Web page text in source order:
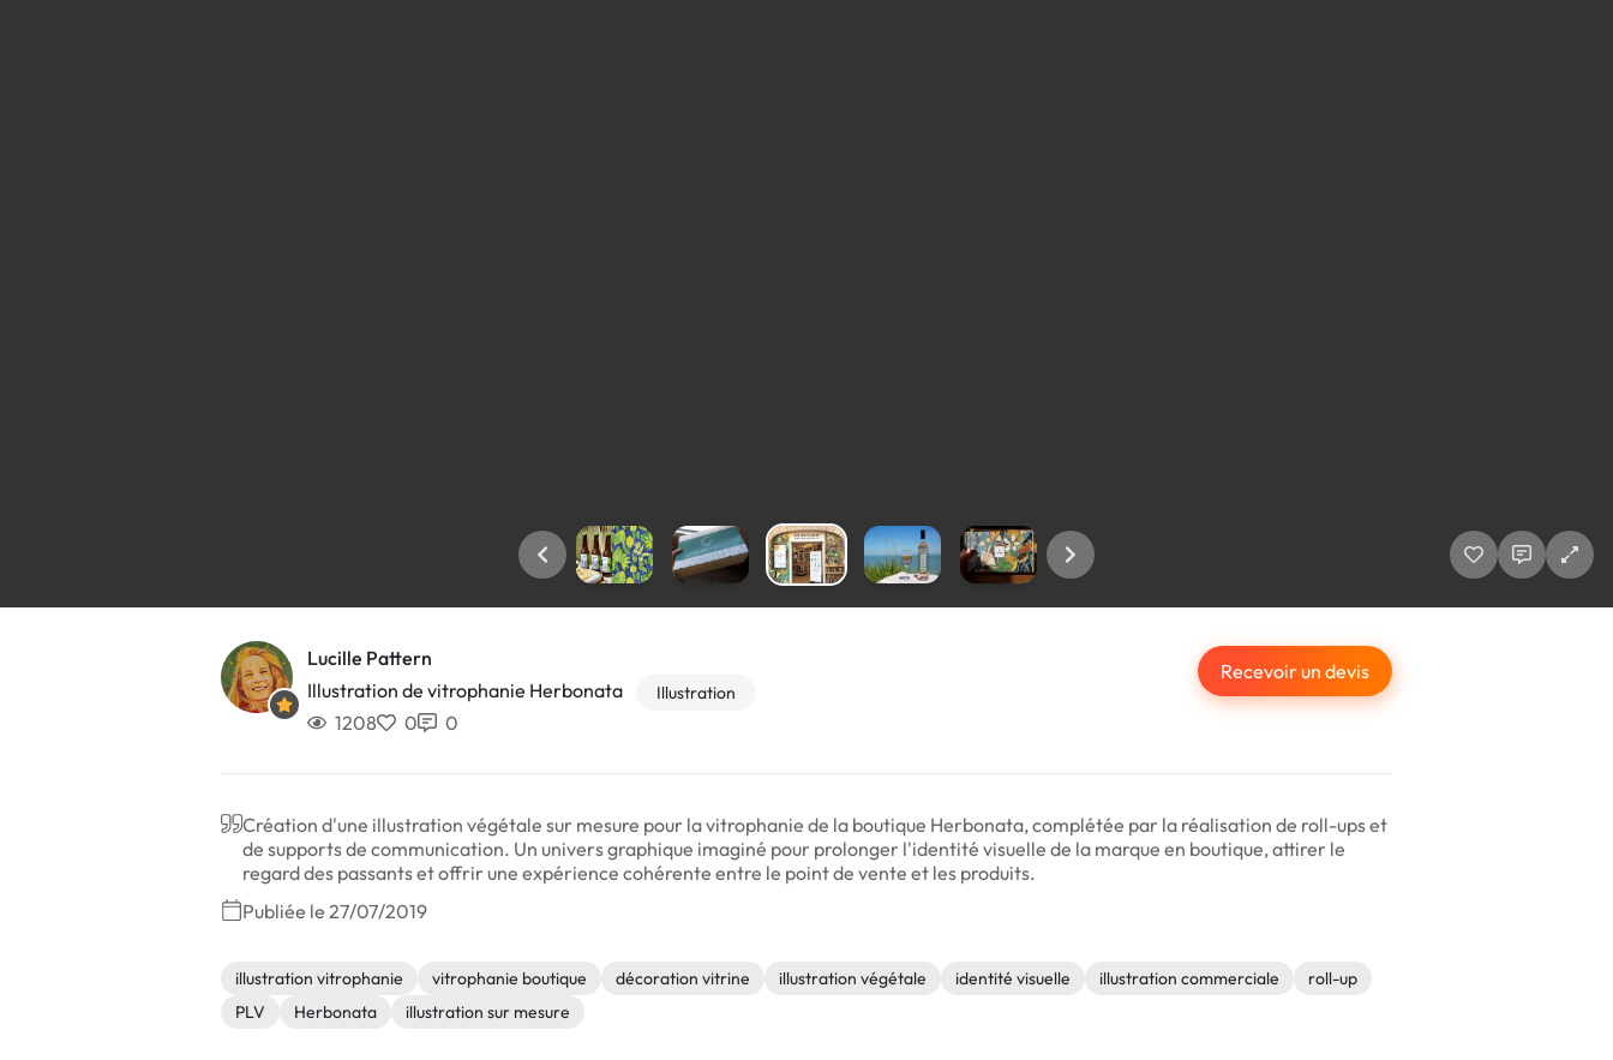
Lucille Pattern
Illustration de vitrophanie Herbonata
Illustration
1208 0 0
Recevoir un devis
Création d'une illustration végétale sur mesure pour la vitrophanie de la boutique Herbonata, complétée par la réalisation de roll-ups et
de supports de communication. Un univers graphique imaginé pour prolonger l'identité visuelle de la marque en boutique, attirer le
regard des passants et offrir une expérience cohérente entre le point de vente et les produits.
Publiée le 27/07/2019
illustration vitrophanie vitrophanie boutique décoration vitrine illustration végétale identité visuelle illustration commerciale
roll-up
PLV
Herbonata illustration sur mesure